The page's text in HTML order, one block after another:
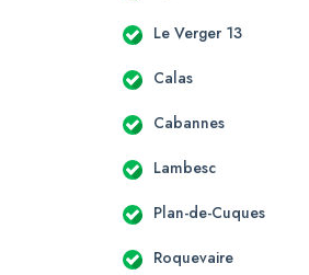
Le Verger 13
Calas
Cabannes
Lambesc
Plan-de-Cuques
Roquevaire